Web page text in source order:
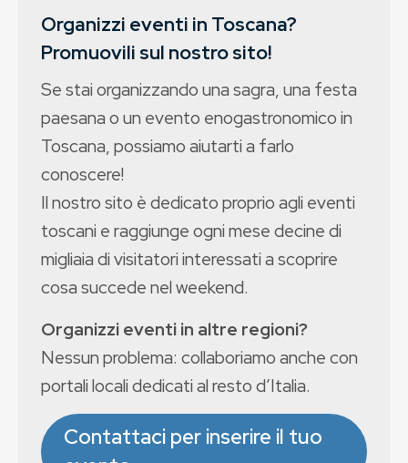
Organizzi eventi in Toscana?
Promuovili sul nostro sito!
Se stai organizzando una sagra, una festa
paesana o un evento enogastronomico in
Toscana, possiamo aiutarti a farlo
conoscere!
Il nostro sito è dedicato proprio agli eventi
toscani e raggiunge ogni mese decine di
migliaia di visitatori interessati a scoprire
cosa succede nel weekend.
Organizzi eventi in altre regioni?
Nessun problema: collaboriamo anche con
portali locali dedicati al resto d’Italia.
Contattaci per inserire il tuo